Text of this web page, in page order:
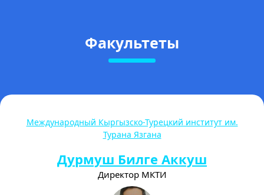
Факультеты
Международный Кыргызско-Турецкий институт им.
Турана Язгана
Дурмуш Билге Аккуш
Директор МКТИ